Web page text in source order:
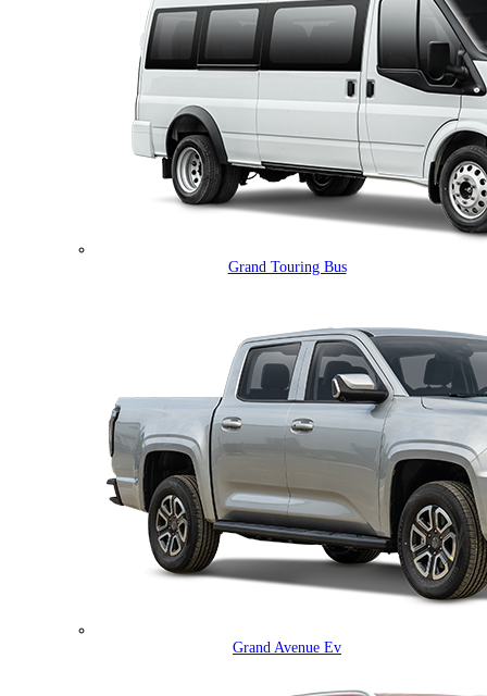
Grand Touring Bus
Grand Avenue Ev